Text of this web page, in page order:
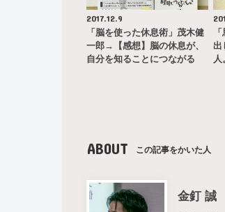
2017.12.9
「脳を使った休息術」茂木健
一郎→【感想】脳の休息が、
自分を知ることにつながる
出
人
ABOUT この記事をかいた人
金釘 誠